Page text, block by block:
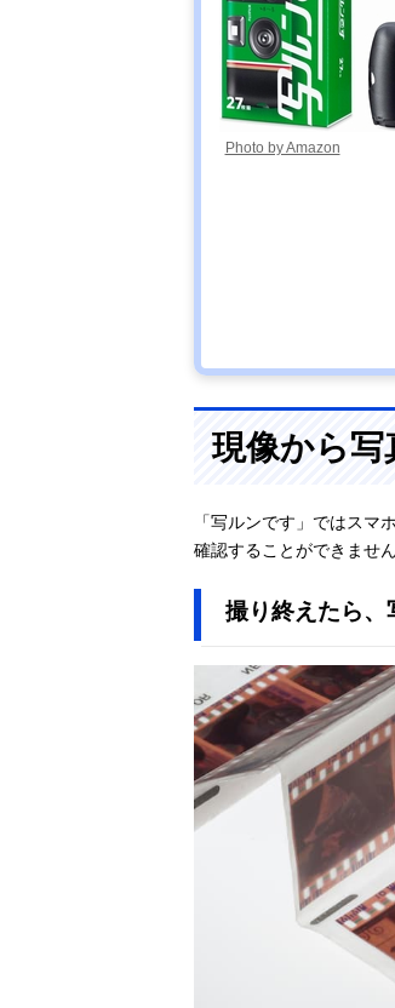
Photo by Amazon
現像から写
「写ルンです」ではスマ
確認することができませ
撮り終えたら、